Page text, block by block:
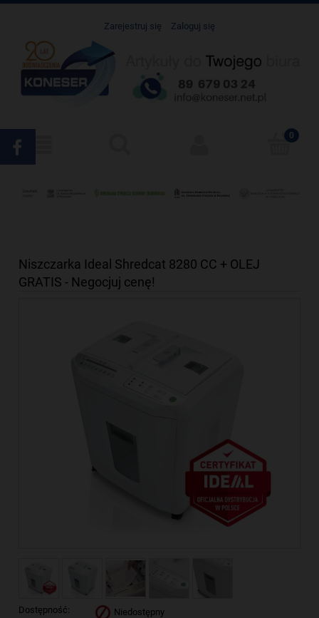
Zarejestruj się Zaloguj się
Niszczarka Ideal Shredcat 8280 CC + OLEJ
GRATIS - Negocjuj cenę!
Dostępność: Niedostępny